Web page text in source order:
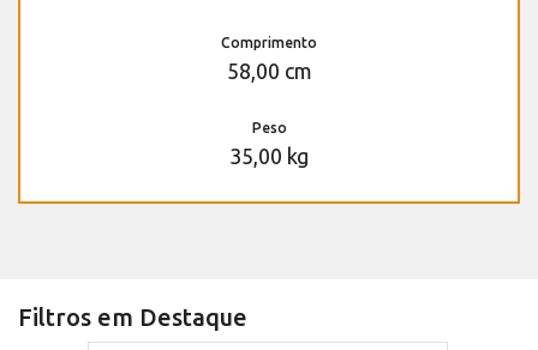
Comprimento
58,00 cm
Peso
35,00 kg
Filtros em Destaque